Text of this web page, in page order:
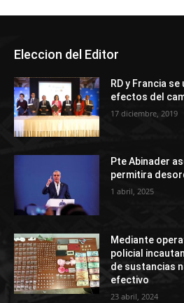
Eleccion del Editor
RD y Francia
efectos del
17 diciembre, 2019
Pte Abinader
permitira
1 abril, 2025
Mediante
policial
de sustancias
efectivo
23 abril, 2024